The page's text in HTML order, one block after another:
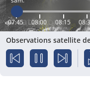
07:45 08:00 08:15
Observations satellite